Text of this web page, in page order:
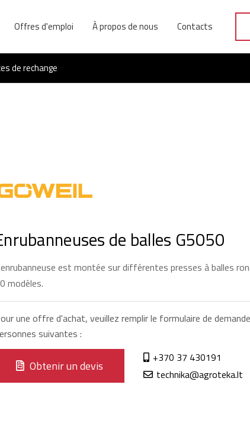
Offres d'emploi À propos de nous Contacts
de rechange
de balles G5050
est montée sur différentes presses à balles
modèles.
une offre d'achat, veuillez remplir le formulaire de
suivantes :
Obtenir un devis
+370 37 430191
technika@agroteka.lt